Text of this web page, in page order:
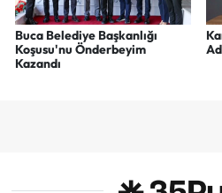
Buca Belediye Başkanlığı
Koşusu'nu Önderbeyim
Kazandı